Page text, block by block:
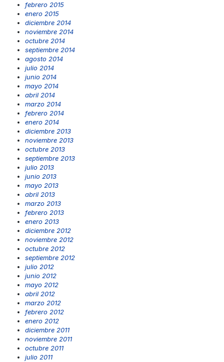
febrero 2015
enero 2015
diciembre 2014
noviembre 2014
octubre 2014
septiembre 2014
agosto 2014
julio 2014
junio 2014
mayo 2014
abril 2014
marzo 2014
febrero 2014
enero 2014
diciembre 2013
noviembre 2013
octubre 2013
septiembre 2013
julio 2013
junio 2013
mayo 2013
abril 2013
marzo 2013
febrero 2013
enero 2013
diciembre 2012
noviembre 2012
octubre 2012
septiembre 2012
julio 2012
junio 2012
mayo 2012
abril 2012
marzo 2012
febrero 2012
enero 2012
diciembre 2011
noviembre 2011
octubre 2011
julio 2011